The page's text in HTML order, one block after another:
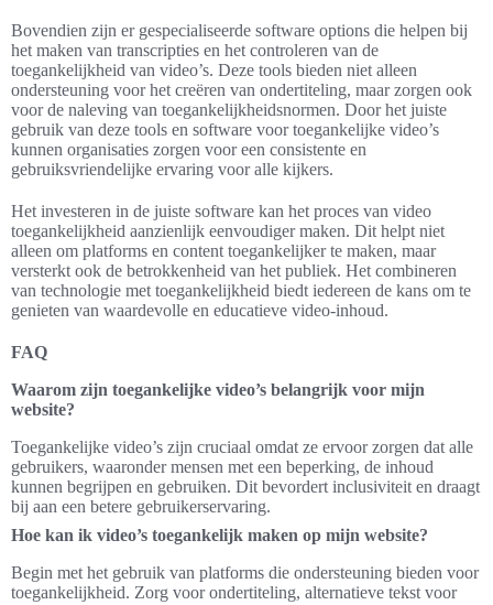
Bovendien zijn er gespecialiseerde software options die helpen bij
het maken van transcripties en het controleren van de
toegankelijkheid van video’s. Deze tools bieden niet alleen
ondersteuning voor het creëren van ondertiteling, maar zorgen ook
voor de naleving van toegankelijkheidsnormen. Door het juiste
gebruik van deze tools en software voor toegankelijke video’s
kunnen organisaties zorgen voor een consistente en
gebruiksvriendelijke ervaring voor alle kijkers.
Het investeren in de juiste software kan het proces van video
toegankelijkheid aanzienlijk eenvoudiger maken. Dit helpt niet
alleen om platforms en content toegankelijker te maken, maar
versterkt ook de betrokkenheid van het publiek. Het combineren
van technologie met toegankelijkheid biedt iedereen de kans om te
genieten van waardevolle en educatieve video-inhoud.
FAQ
Waarom zijn toegankelijke video’s belangrijk voor mijn
website?
Toegankelijke video’s zijn cruciaal omdat ze ervoor zorgen dat alle
gebruikers, waaronder mensen met een beperking, de inhoud
kunnen begrijpen en gebruiken. Dit bevordert inclusiviteit en draagt
bij aan een betere gebruikerservaring.
Hoe kan ik video’s toegankelijk maken op mijn website?
Begin met het gebruik van platforms die ondersteuning bieden voor
toegankelijkheid. Zorg voor ondertiteling, alternatieve tekst voor